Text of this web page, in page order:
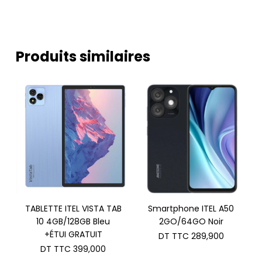
Produits similaires
TABLETTE ITEL VISTA TAB
10 4GB/128GB Bleu
+ÉTUI GRATUIT
DT TTC 399,000
Smartphone ITEL A50
2GO/64GO Noir
DT TTC 289,900